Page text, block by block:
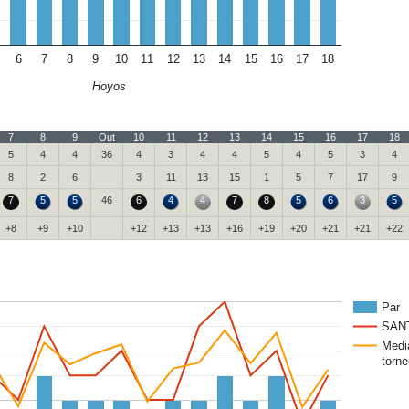
6 7 8 9 10 11 12 13 14 15 16 17
18
Hoyos
7 8 9 Out 10 11 12 13 14 15 16 17
18
5
4 4 36 4 3 4 4 5 4 5 3 4
8 2 6 3 11 13 15 1 5 7 17 9
7 5 5 46 6 4 4 7 8 5 6 3 5
+8 +9 +10 +12 +13 +13 +16 +19 +20 +21 +21 +22
Par